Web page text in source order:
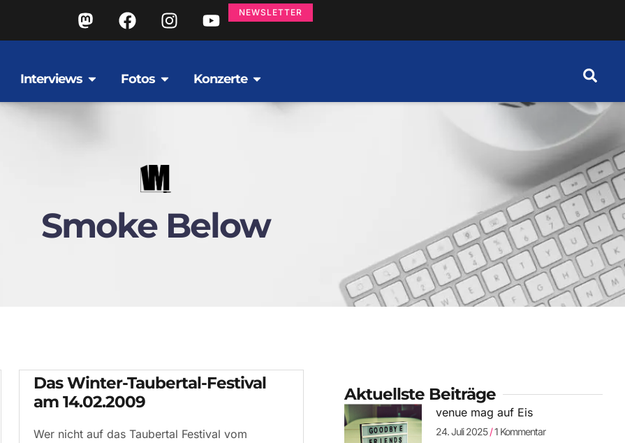
NEWSLETTER
Interviews Fotos Konzerte
Smoke Below
Das Winter-Taubertal-Festival
am 14.02.2009
Wer nicht auf das Taubertal Festival vom
Aktuellste Beiträge
venue mag auf Eis
24. Juli 2025 1 Kommentar